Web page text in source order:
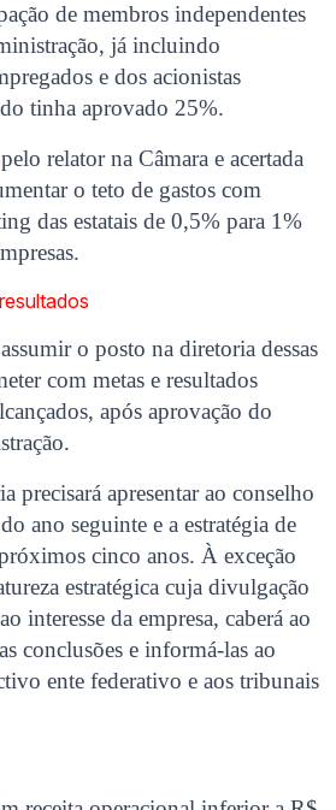
de membros independentes
já incluindo
e dos acionistas
tinha aprovado 25%.
relator na Câmara e acertada
o teto de gastos com
das estatais de 0,5% para 1%
o posto na diretoria dessas
com metas e resultados
após aprovação do
precisará apresentar ao conselho
ano seguinte e a estratégia de
cinco anos. À exceção
estratégica cuja divulgação
interesse da empresa, caberá ao
conclusões e informá-las ao
ente federativo e aos tribunais